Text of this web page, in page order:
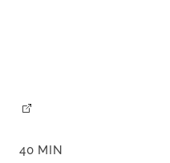
40 MIN